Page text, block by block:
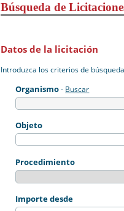
Búsqueda de
Introduzca los criterios de
Datos de la licitación
Organismo- Buscar
Objeto
Procedimiento
Importe desde